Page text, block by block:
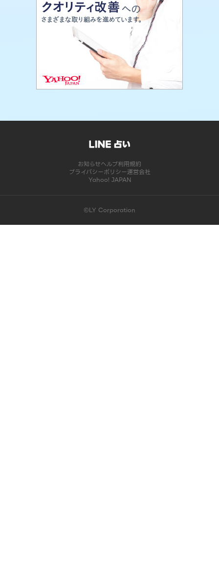
お知らせヘルプ利用規約
プライバシーポリシー運営会社
Yahoo! JAPAN
©LY Corporation
このコンテンツは掲載が終了しました | LINE占い